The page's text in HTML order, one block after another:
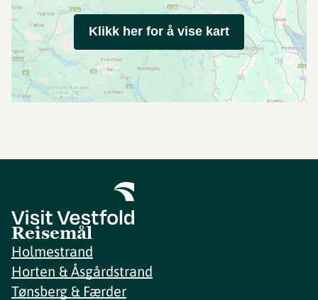
Klikk her for å vise kart
Reisemål
Holmestrand
Horten & Åsgårdstrand
Tønsberg & Færder